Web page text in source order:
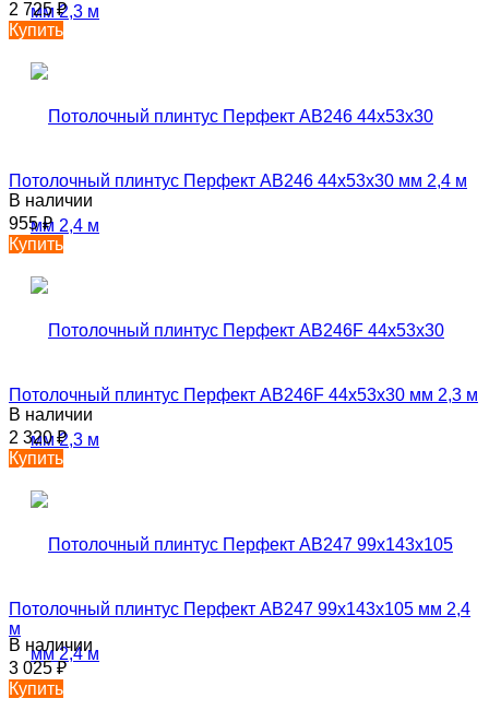
2 725₽
Купить
Потолочный плинтус Перфект AB246 44х53х30 мм 2,4 м
В наличии
955₽
Купить
Потолочный плинтус Перфект AB246F 44х53х30 мм 2,3 м
В наличии
2 320₽
Купить
Потолочный плинтус Перфект AB247 99х143х105 мм 2,4
м
В наличии
3 025₽
Купить